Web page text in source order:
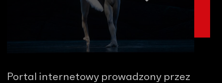
Portal internetowy prowadzony przez